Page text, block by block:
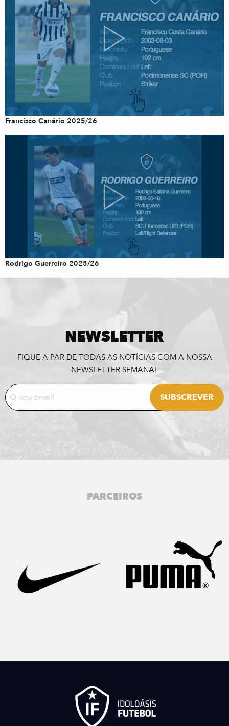
Francisco Canário 2025/26
Rodrigo Guerreiro 2025/26
NEWSLETTER
FIQUE A PAR DE TODAS AS NOTÍCIAS COM A NOSSA
NEWSLETTER SEMANAL
PARCEIROS